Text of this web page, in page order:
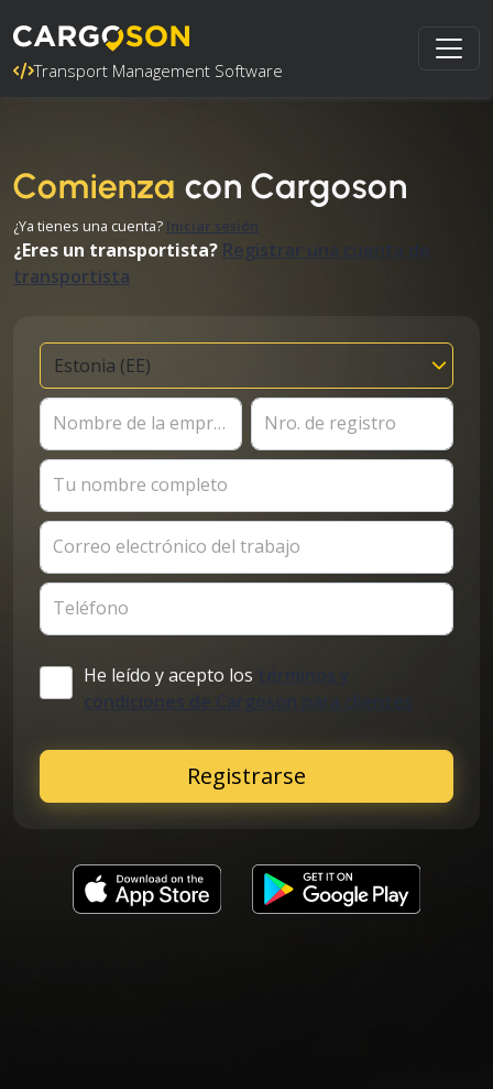
Transport Management Software
Comienza con Cargoson
¿Ya tienes una cuenta? Iniciar sesión
¿Eres un transportista? Registrar una cuenta de
transportista
Nombre de la empresa Nro. de registro
Tu nombre completo
Correo electrónico del trabajo
Teléfono
He leído y acepto los
condiciones de Cargoson para clientes
Registrarse